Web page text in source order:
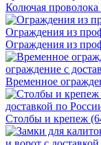
Колючая
Ограждения из
Временное
Столбы и крепеж